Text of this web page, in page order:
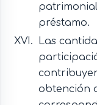
préstamo.
Las
obtención